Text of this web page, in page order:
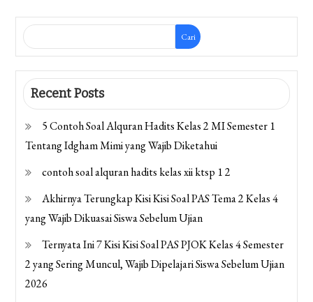
Cari
Recent Posts
5 Contoh Soal Alquran Hadits Kelas 2 MI Semester 1
Tentang Idgham Mimi yang Wajib Diketahui
contoh soal alquran hadits kelas xii ktsp 1 2
Akhirnya Terungkap Kisi Kisi Soal PAS Tema 2 Kelas 4
yang Wajib Dikuasai Siswa Sebelum Ujian
Ternyata Ini 7 Kisi Kisi Soal PAS PJOK Kelas 4 Semester
2 yang Sering Muncul, Wajib Dipelajari Siswa Sebelum Ujian
2026